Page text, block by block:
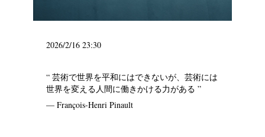
2026/2/16 23:30
“ 芸術で世界を平和にはできないが、芸術には
世界を変える人間に働きかける力がある ”
— François-Henri Pinault